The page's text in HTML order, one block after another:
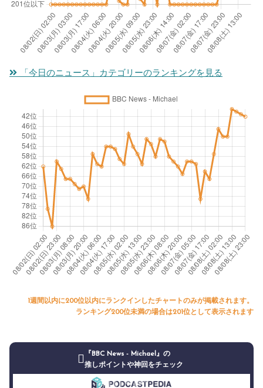
「今日のニュース」カテゴリーのランキングを見る
1週間以内に200位以内にランクインしたチャートのみが掲載されます。
ランキング200位未満の場合は201位として表示されます
『BBC News - Michael』の
推しポイントや神回をチェック